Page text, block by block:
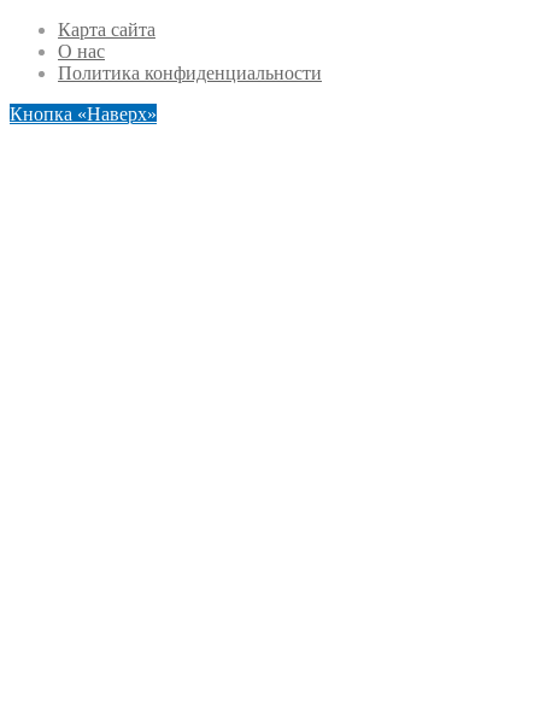
Карта сайта
О нас
Политика конфиденциальности
Кнопка «Наверх»